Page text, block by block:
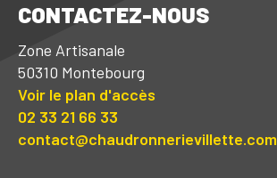
CONTACTEZ-NOUS
Zone Artisanale
50310 Montebourg
Voir le plan d'accès
02 33 21 66 33
contact@chaudronnerievillette.com